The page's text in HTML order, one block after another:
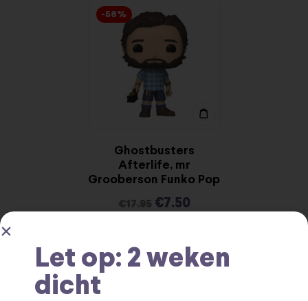
-58%
Ghostbusters
Afterlife, mr
Grooberson Funko Pop
€17.95 €7.50
Let op: 2 weken
dicht